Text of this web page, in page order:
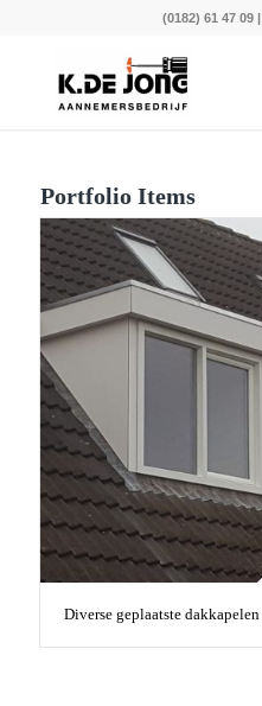
(0182) 61 47 09|
Portfolio Items
Diverse geplaatste dakkapelen